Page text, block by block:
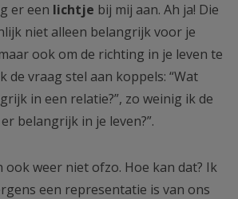
er een lichtje bij mij aan. Ah ja! Die
niet alleen belangrijk voor je
ook om de richting in je leven te
de vraag stel aan koppels: “Wat
in een relatie?”, zo weinig ik de
belangrijk in je leven?”.
ook weer niet ofzo. Hoe kan dat? Ik
een representatie is van ons